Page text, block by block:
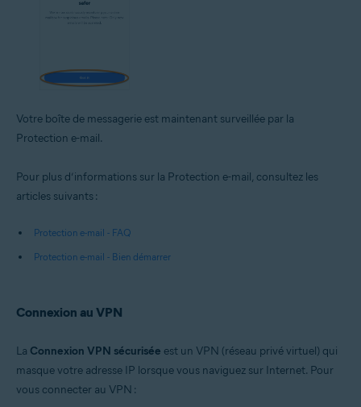
Votre boîte de messagerie est maintenant surveillée par la
Protection e-mail.
Pour plus d’informations sur la Protection e-mail, consultez les
articles suivants :
Protection e-mail - FAQ
Protection e-mail - Bien démarrer
Connexion au VPN
La Connexion VPN sécurisée est un VPN (réseau privé virtuel) qui
masque votre adresse IP lorsque vous naviguez sur Internet. Pour
vous connecter au VPN :